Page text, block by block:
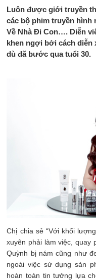
Luôn được giới truyền
các bộ phim truyền
Về Nhà Đi Con…. Diễn
khen ngợi bởi cách diễn
dù đã bước qua tuổi 30.
Chị chia sẻ “Với khối
xuyên phải làm việc, quay
Quỳnh bị nám cũng như
ngoài việc sử dụng sản
hoàn toàn tin tưởng lựa